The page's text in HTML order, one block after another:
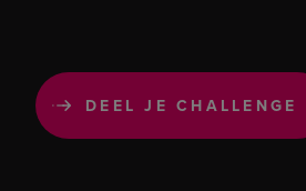
BEKIJK OPNAME